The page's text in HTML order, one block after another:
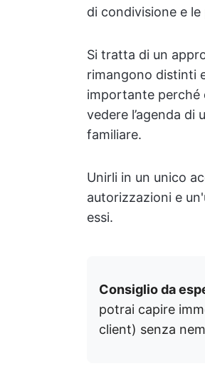
di condivisione e
Si tratta di un
rimangono distinti
importante perché
vedere l’agenda
familiare.
Unirli in un unico
autorizzazioni e
essi.
Consiglio da
potrai capire
client) senza